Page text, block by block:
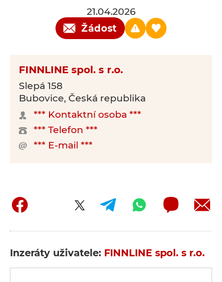
21.04.2026
Žádost
FINNLINE spol. s r.o.
Slepá 158
Bubovice, Česká republika
*** Kontaktní osoba ***
*** Telefon ***
*** E-mail ***
Inzeráty uživatele: FINNLINE spol. s r.o.